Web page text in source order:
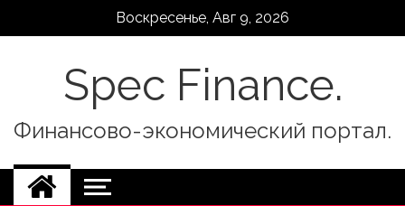
Воскресенье, Авг 9, 2026
Spec Finance.
Финансово-экономический портал.